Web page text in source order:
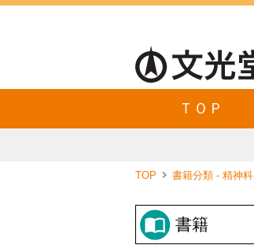
ＴＯＰ
TOP 書籍分類 - 精神科
書籍